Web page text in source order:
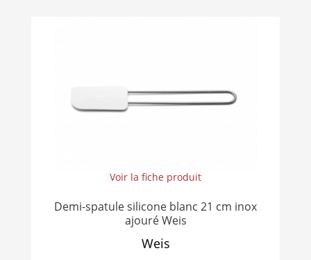
Voir la fiche produit
Demi-spatule silicone blanc 21 cm inox
ajouré Weis
Weis